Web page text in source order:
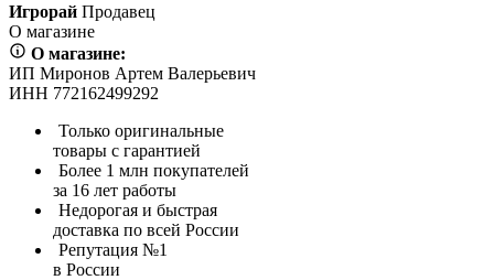
Игрорай Продавец
О магазине
О магазине:
ИП Миронов Артем Валерьевич
ИНН 772162499292
Только оригинальные
товары с гарантией
Более 1 млн покупателей
за 16 лет работы
Недорогая и быстрая
доставка по всей России
Репутация №1
в России